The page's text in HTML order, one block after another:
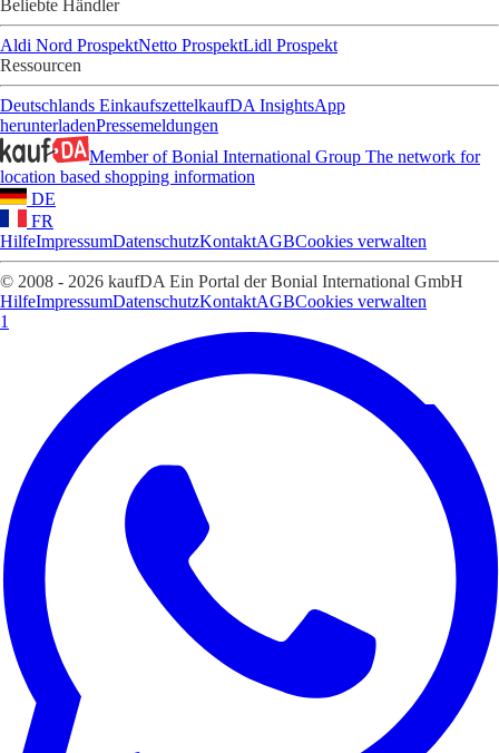
Beliebte Händler
Aldi Nord ProspektNetto ProspektLidl Prospekt
Ressourcen
Deutschlands EinkaufszettelkaufDA InsightsApp
herunterladenPressemeldungen
Member of Bonial International Group The network for
location based shopping information
DE
FR
HilfeImpressumDatenschutzKontaktAGBCookies verwalten
© 2008 - 2026 kaufDA Ein Portal der Bonial International GmbH
HilfeImpressumDatenschutzKontaktAGBCookies verwalten
1